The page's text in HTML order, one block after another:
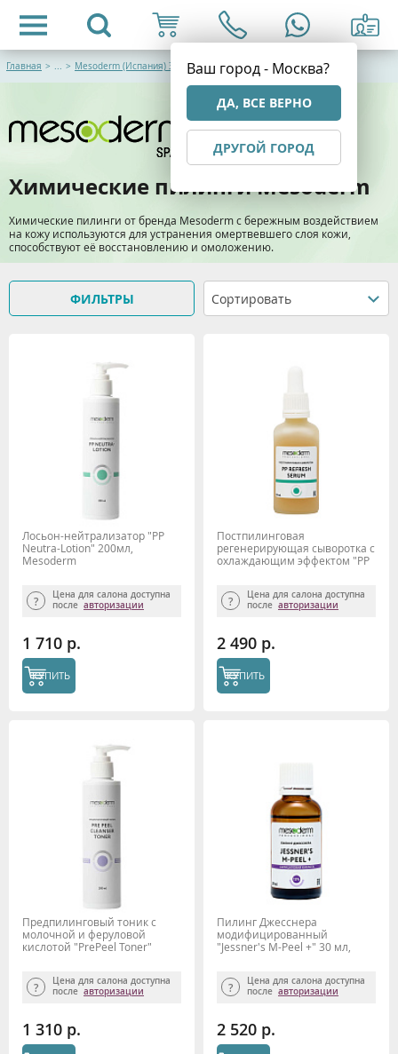
Ваш город - Москва?
ДА, ВСЕ ВЕРНО
ДРУГОЙ ГОРОД
Главная > ... > Mesoderm (Испания) Эстетическая косметология
Химические пилинги Mesoderm
Химические пилинги от бренда Mesoderm с бережным воздействием
на кожу используются для устранения омертвевшего слоя кожи,
способствуют её восстановлению и омоложению.
Сортировать
ФИЛЬТРЫ
Лосьон-нейтрализатор "PP
Neutra-Lotion" 200мл,
Mesoderm
Цена для салона доступна
после авторизации
1 710 р.
КУПИТЬ
Постпилинговая
регенерирующая сыворотка с
охлаждающим эффектом "PP
Цена для салона доступна
после авторизации
2 490 р.
КУПИТЬ
Предпилинговый тоник с
молочной и феруловой
кислотой "PrePeel Toner"
Цена для салона доступна
после авторизации
1 310 р.
Пилинг Джесснера
модифицированный
"Jessner's M-Peel +" 30 мл,
Цена для салона доступна
после авторизации
2 520 р.